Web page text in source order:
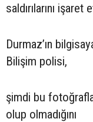
saldırılarını işaret
Durmaz’ın
Bilişim polisi,
şimdi bu
olup olmadığını